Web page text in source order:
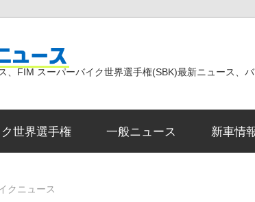
気
に
、FIM スーパーバイク世界選手権(SBK)最新ニュース、
世界選手権 一般ニュース 新車情
クニュース